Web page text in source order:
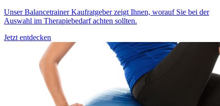
Unser Balancetrainer Kaufratgeber zeigt Ihnen, worauf Sie bei der
Auswahl im Therapiebedarf achten sollten.
Jetzt entdecken